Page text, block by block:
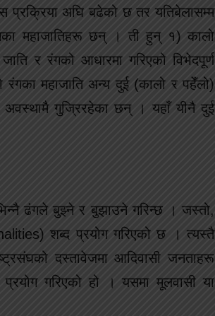
प्रक्रिया अघि बढेको छ तर यतिबेलासम्म
महाजातिहरू छन् । ती हुन् १) कालो
र रंगको आधारमा गरिएको विभेदपूर्ण
रंगका महाजाति अन्य दुई (कालो र पहेँलो)
गुज्रिरहेका छन् । यहाँ यीनै दुई
ढंगले बुझ्ने र बुझाउने गरिन्छ । जस्तो,
शब्द प्रयोग गरिएको छ । त्यस्तै
दस्तावेजमा आदिवासी जनताहरू
गरिएको हो । यसमा मूलवासी या